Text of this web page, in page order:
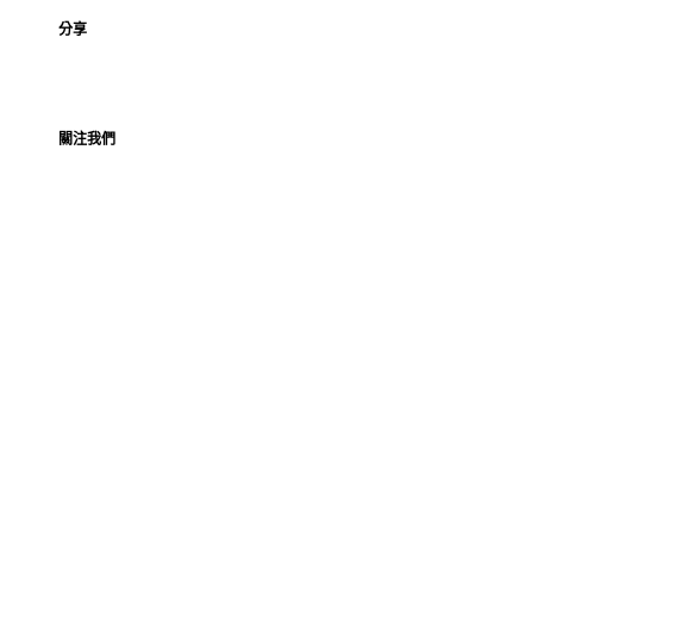
分享
關注我們